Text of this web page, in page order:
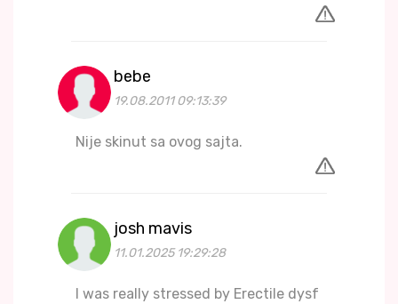
bebe
19.08.2011 09:13:39
Nije skinut sa ovog sajta.
josh mavis
11.01.2025 19:29:28
I was really stressed by Erectile dysf